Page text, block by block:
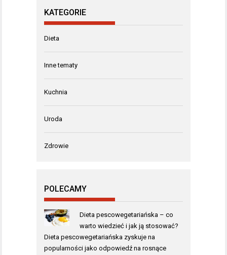
KATEGORIE
Dieta
Inne tematy
Kuchnia
Uroda
Zdrowie
POLECAMY
Dieta pescowegetariańska – co
warto wiedzieć i jak ją stosować?
Dieta pescowegetariańska zyskuje na
popularności jako odpowiedź na rosnące